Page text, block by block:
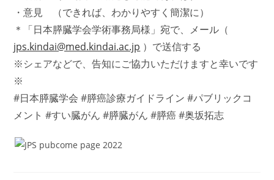
・意見 （できれば、わかりやすく簡潔に）
＊「日本膵臓学会学術事務局様」宛で、メール（
jps.kindai@med.kindai.ac.jp ）で送信する
※シェアなどで、告知にご協力いただけますと幸いです
※
#日本膵臓学会 #膵癌診療ガイドライン #パブリックコ
メント #すい臓がん #膵臓がん #膵癌 #奥坂拓志